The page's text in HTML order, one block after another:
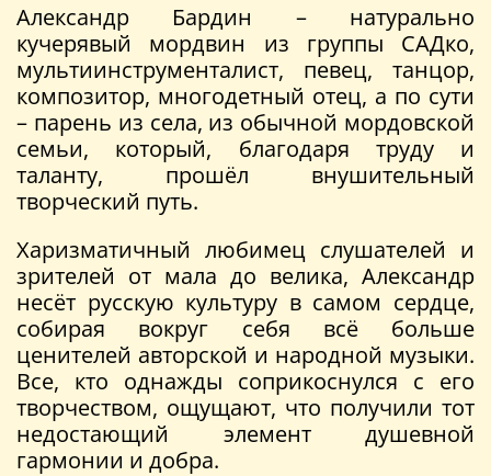
Александр Бардин – натурально
кучерявый мордвин из группы САДко,
мультиинструменталист, певец, танцор,
композитор, многодетный отец, а по сути
– парень из села, из обычной мордовской
семьи, который, благодаря труду и
таланту, прошёл внушительный
творческий путь.
Харизматичный любимец слушателей и
зрителей от мала до велика, Александр
несёт русскую культуру в самом сердце,
собирая вокруг себя всё больше
ценителей авторской и народной музыки.
Все, кто однажды соприкоснулся с его
творчеством, ощущают, что получили тот
недостающий элемент душевной
гармонии и добра.